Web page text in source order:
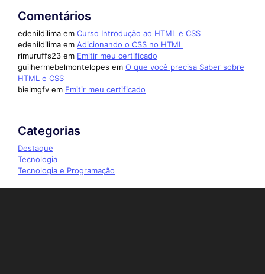
Comentários
edenildilima em Curso Introdução ao HTML e CSS
edenildilima em Adicionando o CSS no HTML
rimuruffs23 em Emitir meu certificado
guilhermebelmontelopes em O que você precisa Saber sobre
HTML e CSS
bielmgfv em Emitir meu certificado
Categorias
Destaque
Tecnologia
Tecnologia e Programação